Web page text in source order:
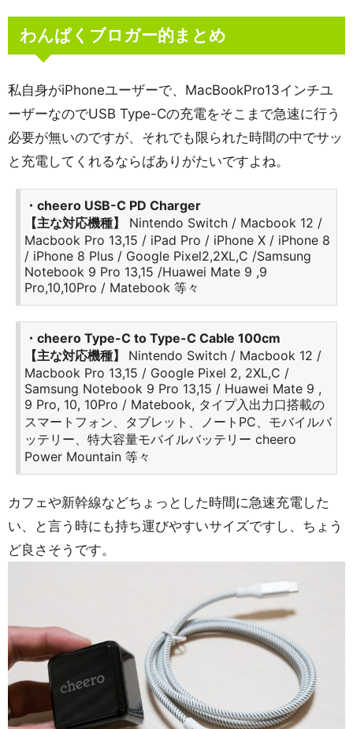
わんぱくブロガー的まとめ
私自身がiPhoneユーザーで、MacBookPro13インチユ
ーザーなのでUSB Type-Cの充電をそこまで急速に行う
必要が無いのですが、それでも限られた時間の中でサッ
と充電してくれるならばありがたいですよね。
・cheero USB-C PD Charger
【主な対応機種】
Nintendo Switch / Macbook 12 /
Macbook Pro 13,15 / iPad Pro / iPhone X / iPhone 8
/ iPhone 8 Plus / Google Pixel2,2XL,C /Samsung
Notebook 9 Pro 13,15 /Huawei Mate 9 ,9
Pro,10,10Pro / Matebook 等々
・cheero Type-C to Type-C Cable 100cm
【主な対応機種】 Nintendo Switch / Macbook 12 /
Macbook Pro 13,15 / Google Pixel 2, 2XL,C /
Samsung Notebook 9 Pro 13,15 / Huawei Mate 9 ,
9 Pro, 10, 10Pro / Matebook, タイプ入出力口搭載の
スマートフォン、タブレット、ノートPC、モバイルバ
ッテリー、特大容量モバイルバッテリー cheero
Power Mountain 等々
カフェや新幹線などちょっとした時間に急速充電した
い、と言う時にも持ち運びやすいサイズですし、ちょう
ど良さそうです。